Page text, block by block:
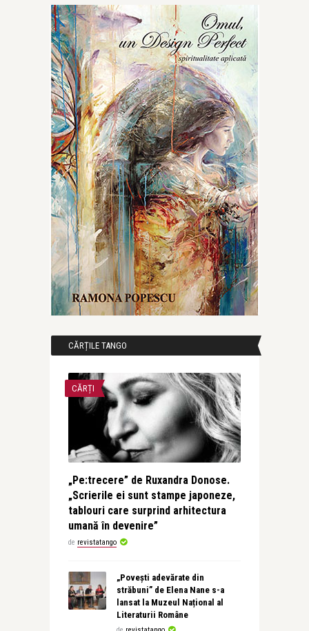
CĂRȚILE TANGO
CĂRȚI
„Pe:trecere” de Ruxandra Donose.
„Scrierile ei sunt stampe japoneze,
tablouri care surprind arhitectura
umană în devenire”
de revistatango
„Povești adevărate din
străbuni” de Elena Nane s-a
lansat la Muzeul Național al
Literaturii Române